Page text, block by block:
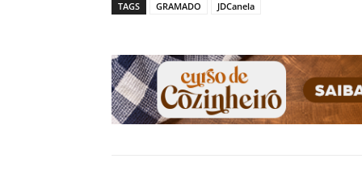
TAGS GRAMADO JDCanela